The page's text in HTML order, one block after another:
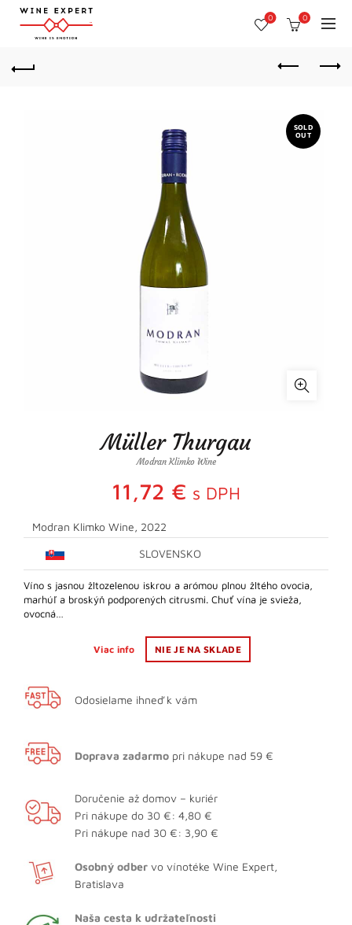
0 0
SOLD
OUT
Müller Thurgau
Modran Klimko Wine
11,72 € s DPH
Modran Klimko Wine, 2022
SLOVENSKO
Víno s jasnou žltozelenou iskrou a arómou plnou žltého ovocia,
marhúľ a broskýň podporených citrusmi. Chuť vína je svieža,
ovocná…
Viac info NIE JE NA SKLADE
Odosielame ihneď k vám
Doprava zadarmo pri nákupe nad 59 €
Doručenie až domov – kuriér
Pri nákupe do 30 €: 4,80 €
Pri nákupe nad 30 €: 3,90 €
Osobný odber vo vínotéke Wine Expert,
Bratislava
Naša cesta k udržateľnosti